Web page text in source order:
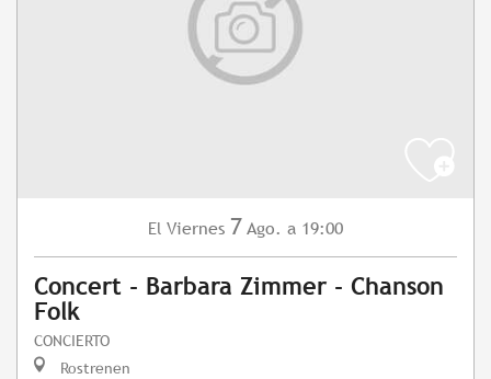
El Viernes 7 Ago. a 19:00
Concert - Barbara Zimmer - Chanson
Folk
CONCIERTO
Rostrenen